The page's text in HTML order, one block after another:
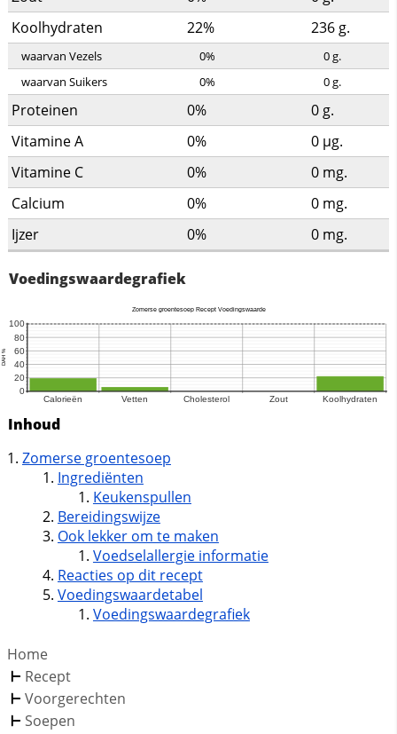
Koolhydraten
22% 236g.
waarvan Vezels 0% 0g.
waarvan Suikers
0% 0g.
Proteinen 0% 0g.
Vitamine A
0% 0 µg.
Vitamine C
0% 0 mg.
Calcium
0% 0 mg.
Ijzer
0% 0 mg.
Voedingswaardegrafiek
Inhoud
Zomerse groentesoep
Ingrediënten
Keukenspullen
Bereidingswijze
Ook lekker om te maken
Voedselallergie informatie
Reacties op dit recept
Voedingswaardetabel
Voedingswaardegrafiek
Home
Recept
Voorgerechten
Soepen